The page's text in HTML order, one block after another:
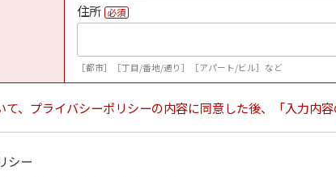
住所 必須
［都市］［丁目/番地/通り］［アパート/ビル］など
、プライバシーポリシーの内容に同意した後、「入力内
シー